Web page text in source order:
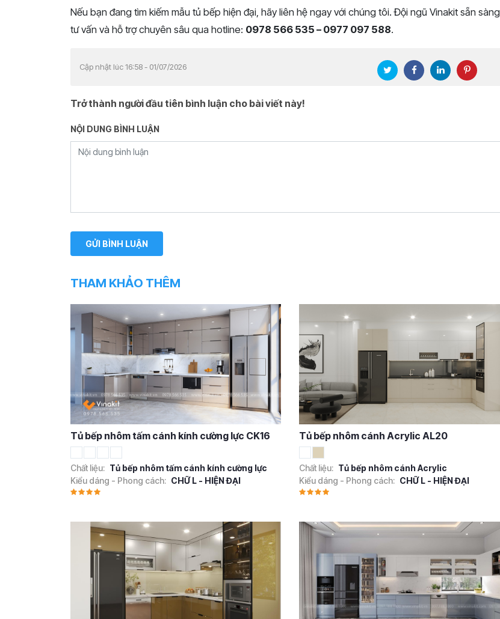
Nếu bạn đang tìm kiếm mẫu tủ bếp hiện đại, hãy liên hệ ngay với chúng tôi. Đội ngũ Vinakit sẵn sàng
tư vấn và hỗ trợ chuyên sâu qua hotline: 0978 566 535 – 0977 097 588.
Cập nhật lúc 16:58 - 01/07/2026
Trở thành người đầu tiên bình luận cho bài viết này!
NỘI DUNG BÌNH LUẬN
THAM KHẢO THÊM
Tủ bếp nhôm tấm cánh kính cường lực CK16
Chất liệu: Tủ bếp nhôm tấm cánh kính cường lực
Kiểu dáng - Phong cách: CHỮ L - HIỆN ĐẠI
Tủ bếp nhôm cánh Acrylic AL20
Chất liệu: Tủ bếp nhôm cánh Acrylic
Kiểu dáng - Phong cách: CHỮ L - HIỆN ĐẠI